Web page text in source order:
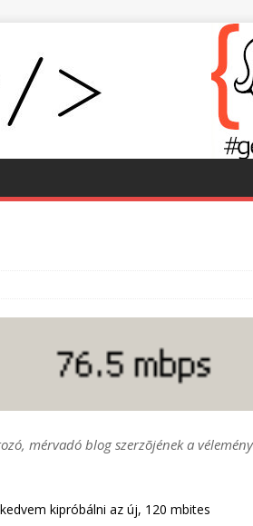
mérvadó blog szerzõjének a
kipróbálni az új, 120 mbites